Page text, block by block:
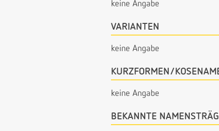
keine Angabe
VARIANTEN
keine Angabe
KURZFORMEN/
keine Angabe
BEKANNTE